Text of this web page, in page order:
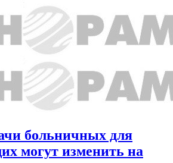
больничных для
могут изменить на